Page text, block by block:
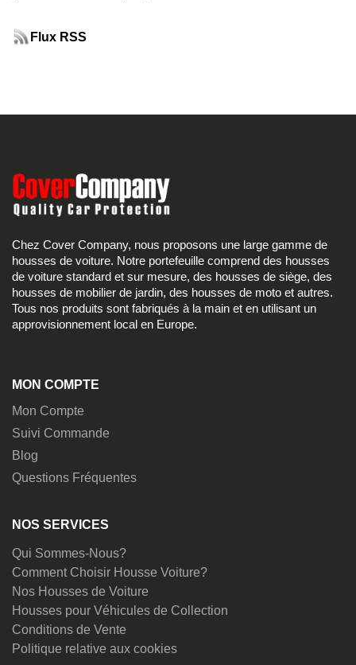
Flux RSS
Chez Cover Company, nous proposons une large gamme de
housses de voiture. Notre portefeuille comprend des housses
de voiture standard et sur mesure, des housses de siège, des
housses de mobilier de jardin, des housses de moto et autres.
Tous nos produits sont fabriqués à la main et en utilisant un
approvisionnement local en Europe.
MON COMPTE
Mon Compte
Suivi Commande
Blog
Questions Fréquentes
NOS SERVICES
Qui Sommes-Nous?
Comment Choisir Housse Voiture?
Nos Housses de Voiture
Housses pour Véhicules de Collection
Conditions de Vente
Politique relative aux cookies